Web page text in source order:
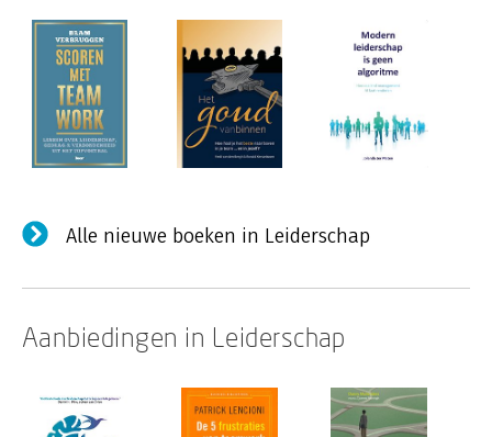
Alle nieuwe boeken in Leiderschap
Aanbiedingen in Leiderschap